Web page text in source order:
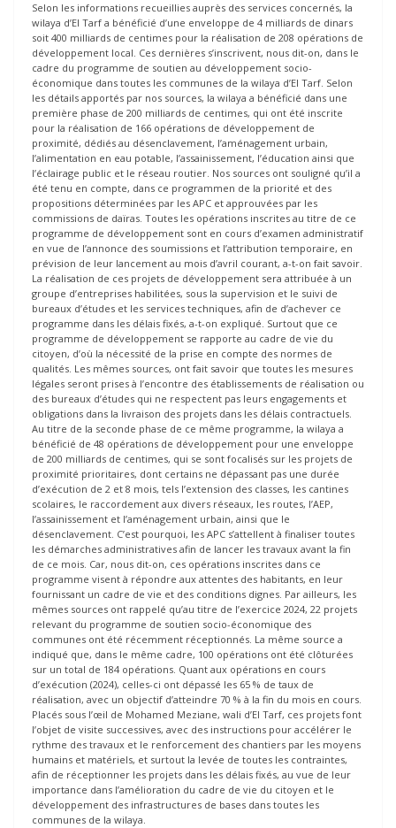
Selon les informations recueillies auprès des services concernés, la
wilaya d’El Tarf a bénéficié d’une enveloppe de 4 milliards de dinars
soit 400 milliards de centimes pour la réalisation de 208 opérations de
développement local. Ces dernières s’inscrivent, nous dit-on, dans le
cadre du programme de soutien au développement socio-
économique dans toutes les communes de la wilaya d’El Tarf. Selon
les détails apportés par nos sources, la wilaya a bénéficié dans une
première phase de 200 milliards de centimes, qui ont été inscrite
pour la réalisation de 166 opérations de développement de
proximité, dédiés au désenclavement, l’aménagement urbain,
l’alimentation en eau potable, l’assainissement, l’éducation ainsi que
l’éclairage public et le réseau routier. Nos sources ont souligné qu’il a
été tenu en compte, dans ce programmen de la priorité et des
propositions déterminées par les APC et approuvées par les
commissions de daïras. Toutes les opérations inscrites au titre de ce
programme de développement sont en cours d’examen administratif
en vue de l’annonce des soumissions et l’attribution temporaire, en
prévision de leur lancement au mois d’avril courant, a-t-on fait savoir.
La réalisation de ces projets de développement sera attribuée à un
groupe d’entreprises habilitées, sous la supervision et le suivi de
bureaux d’études et les services techniques, afin de d’achever ce
programme dans les délais fixés, a-t-on expliqué. Surtout que ce
programme de développement se rapporte au cadre de vie du
citoyen, d’où la nécessité de la prise en compte des normes de
qualités. Les mêmes sources, ont fait savoir que toutes les mesures
légales seront prises à l’encontre des établissements de réalisation ou
des bureaux d’études qui ne respectent pas leurs engagements et
obligations dans la livraison des projets dans les délais contractuels.
Au titre de la seconde phase de ce même programme, la wilaya a
bénéficié de 48 opérations de développement pour une enveloppe
de 200 milliards de centimes, qui se sont focalisés sur les projets de
proximité prioritaires, dont certains ne dépassant pas une durée
d’exécution de 2 et 8 mois, tels l’extension des classes, les cantines
scolaires, le raccordement aux divers réseaux, les routes, l’AEP,
l’assainissement et l’aménagement urbain, ainsi que le
désenclavement. C’est pourquoi, les APC s’attellent à finaliser toutes
les démarches administratives afin de lancer les travaux avant la fin
de ce mois. Car, nous dit-on, ces opérations inscrites dans ce
programme visent à répondre aux attentes des habitants, en leur
fournissant un cadre de vie et des conditions dignes. Par ailleurs, les
mêmes sources ont rappelé qu’au titre de l’exercice 2024, 22 projets
relevant du programme de soutien socio-économique des
communes ont été récemment réceptionnés. La même source a
indiqué que, dans le même cadre, 100 opérations ont été clôturées
sur un total de 184 opérations. Quant aux opérations en cours
d’exécution (2024), celles-ci ont dépassé les 65 % de taux de
réalisation, avec un objectif d’atteindre 70 % à la fin du mois en cours.
Placés sous l’œil de Mohamed Meziane, wali d’El Tarf, ces projets font
l’objet de visite successives, avec des instructions pour accélérer le
rythme des travaux et le renforcement des chantiers par les moyens
humains et matériels, et surtout la levée de toutes les contraintes,
afin de réceptionner les projets dans les délais fixés, au vue de leur
importance dans l’amélioration du cadre de vie du citoyen et le
développement des infrastructures de bases dans toutes les
communes de la wilaya.